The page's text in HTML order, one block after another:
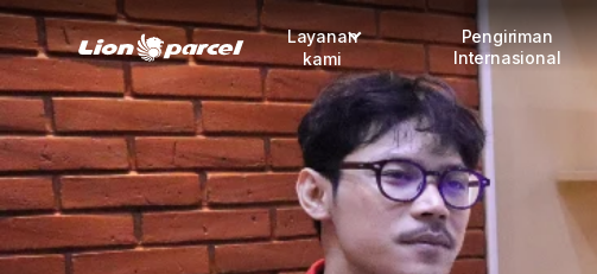
Layanan
kami
Pengiriman
COD
Fulfillment
Pengiriman
Internasional